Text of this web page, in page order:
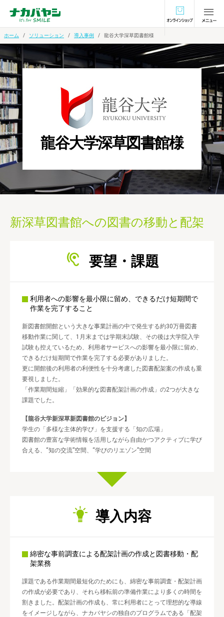
オンラインショ
ホーム ソリューション 導入事例 龍谷大学深草図書館様
龍谷大学深草図書館様
新深草図書館への図書の移動と配架
要望・課題
利用者への影響を最小限に留め、できるだけ短期間で
作業を完了すること
新図書館開館という大きな事業計画の中で発生する約30万冊図書
移動作業に関して、1月末までは学期末試験、その後は大学院入学
試験も控えているため、利用者サービスへの影響を最小限に留め、
できるだけ短期間で作業を完了する必要がありました。
更に開館後の利用者の利便性を十分考慮した図書配架案の作成も重
要視しました。
「作業期間短縮」「効果的な図書配架計画の作成」の2つが大きな
課題でした。
【龍谷大学新深草新図書館のビジョン】
学生の「多様な主体的学び」を支援する「知の広場」
図書館の豊富な学術情報を活用しながら自由かつアクティブに学び
合える、“知の交流”空間、“学びのリエゾン”空間
導入内容
綿密な事前調査による配架計画の作成と図書移動・配
架業務
課題である作業期間最短化のためにも、綿密な事前調査・配架計画
の作成が必要であり、それら移転前の準備作業により多くの時間を
割きました。配架計画の作成も、常に利用者にとって理想的な導線
をイメージしながら、ナカバヤシの独自のプログラムである「配架